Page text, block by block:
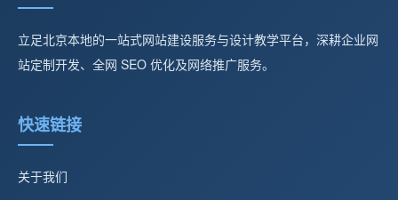
立足北京本地的一站式网站建设服务与设计教学平台，深耕企业网
站定制开发、全网 SEO 优化及网络推广服务。
快速链接
关于我们